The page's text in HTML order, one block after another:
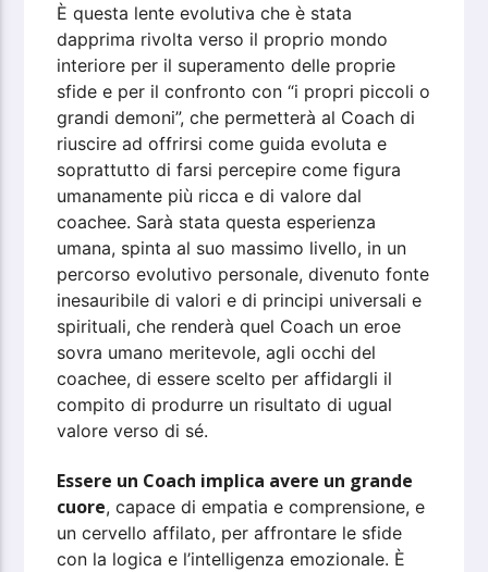
È questa lente evolutiva che è stata
dapprima rivolta verso il proprio mondo
interiore per il superamento delle proprie
sfide e per il confronto con “i propri piccoli o
grandi demoni”, che permetterà al Coach di
riuscire ad offrirsi come guida evoluta e
soprattutto di farsi percepire come figura
umanamente più ricca e di valore dal
coachee. Sarà stata questa esperienza
umana, spinta al suo massimo livello, in un
percorso evolutivo personale, divenuto fonte
inesauribile di valori e di principi universali e
spirituali, che renderà quel Coach un eroe
sovra umano meritevole, agli occhi del
coachee, di essere scelto per affidargli il
compito di produrre un risultato di ugual
valore verso di sé.
Essere un Coach implica avere un grande
cuore, capace di empatia e comprensione, e
un cervello affilato, per affrontare le sfide
con la logica e l’intelligenza emozionale. È